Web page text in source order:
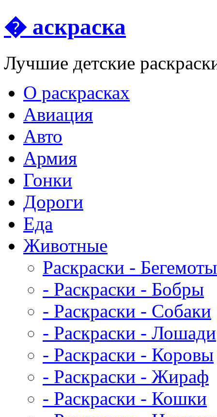
� аскраска
Лучшие детские
О раскрасках
Авиация
Авто
Армия
Гонки
Дороги
Еда
Животныe
Раскраски - Бегемоты
- Раскраски - Бобры
- Раскраски - Собаки
- Раскраски - Лошади
- Раскраски - Коровы
- Раскраски - Жираф
- Раскраски - Кошки